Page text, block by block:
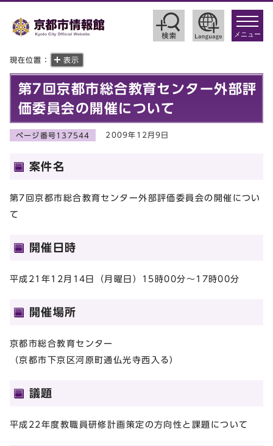
toggle
メニュー
現在位置： 表示
第7回京都市総合教育センター外部評
価委員会の開催について
ページ番号137544 2009年12月9日
案件名
第7回京都市総合教育センター外部評価委員会の開催につい
て
開催日時
平成21年12月14日（月曜日）15時00分～17時00分
開催場所
京都市総合教育センター
（京都市下京区河原町通仏光寺西入る）
議題
平成22年度教職員研修計画策定の方向性と課題について